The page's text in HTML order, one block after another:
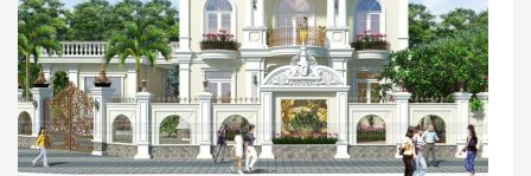
trọn
gói
Quảng
Ngãi
2022
phần